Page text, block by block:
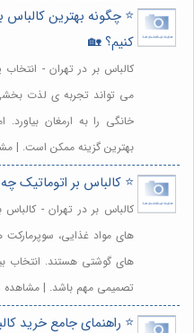
⭐️ چگونه بهترین کالباس
کنیم؟ 🏡
کالباس بر در تهران -
می تواند تجربه ی لذت
خانگی را به ارمغان بیاورد.
بهترین گزینه ممکن است. |
⭐️ کالباس بر اتوماتیک
کالباس بر در تهران -
های مواد غذایی، سوپرمارکت
های گوشتی هستند. انتخاب
تصمیمی مهم باشد. | مشاهده
⭐️ راهنمای جامع خرید